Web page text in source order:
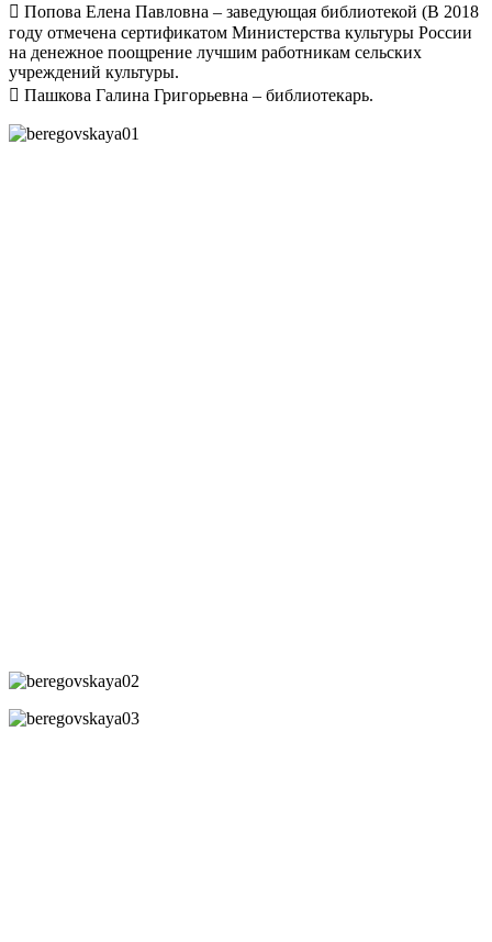
 Попова Елена Павловна – заведующая библиотекой (В 2018
году отмечена сертификатом Министерства культуры России
на денежное поощрение лучшим работникам сельских
учреждений культуры.
 Пашкова Галина Григорьевна – библиотекарь.